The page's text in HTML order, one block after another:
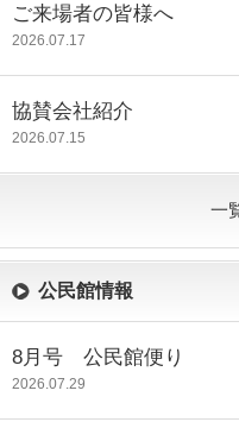
ご来場者の皆様へ
2026.07.17
協賛会社紹介
2026.07.15
一
公民館情報
8月号 公民館便り
2026.07.29